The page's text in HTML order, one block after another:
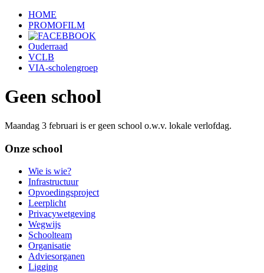
HOME
PROMOFILM
Ouderraad
VCLB
VIA-scholengroep
Geen school
Maandag 3 februari is er geen school o.w.v. lokale verlofdag.
Onze school
Wie is wie?
Infrastructuur
Opvoedingsproject
Leerplicht
Privacywetgeving
Wegwijs
Schoolteam
Organisatie
Adviesorganen
Ligging